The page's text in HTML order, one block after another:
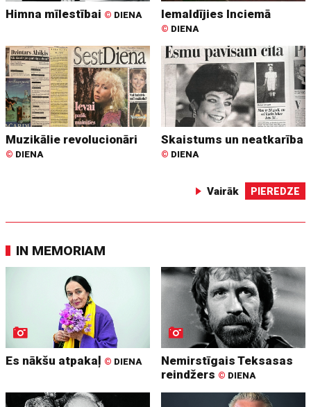
Himna mīlestībai © DIENA Iemaldījies Inciemā
© DIENA
Muzikālie revolucionāri
© DIENA
Skaistums un neatkarība
© DIENA
Vairāk PIEREDZE
IN MEMORIAM
Es nākšu atpakaļ © DIENA
Nemirstīgais Teksasas
reindžers © DIENA